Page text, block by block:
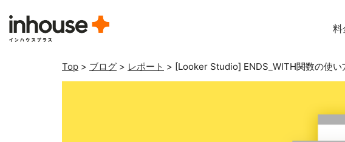
料
Top > ブログ > レポート > [Looker Studio] ENDS_WITH関数の使い